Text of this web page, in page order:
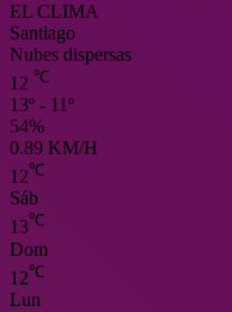
EL CLIMA
Santiago
Nubes dispersas
12 ℃
13º - 11º
54%
0.89 KM/H
12℃
Sáb
13℃
Dom
12℃
Lun